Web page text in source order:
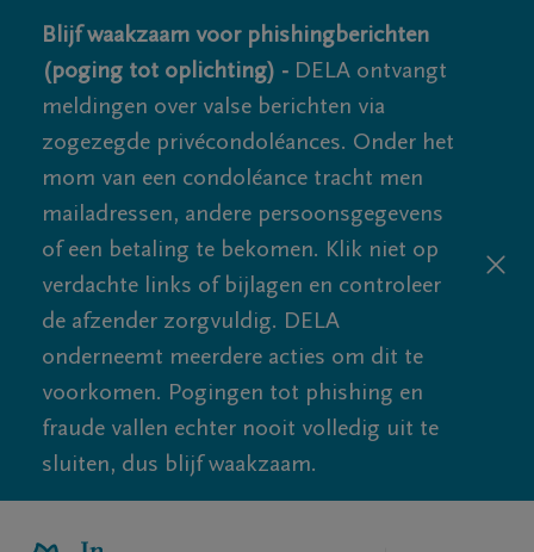
Blijf waakzaam voor phishingberichten
(poging tot oplichting) - DELA ontvangt
meldingen over valse berichten via
zogezegde privécondoléances. Onder het
mom van een condoléance tracht men
mailadressen, andere persoonsgegevens
of een betaling te bekomen. Klik niet op
verdachte links of bijlagen en controleer
de afzender zorgvuldig. DELA
onderneemt meerdere acties om dit te
voorkomen. Pogingen tot phishing en
fraude vallen echter nooit volledig uit te
sluiten, dus blijf waakzaam.